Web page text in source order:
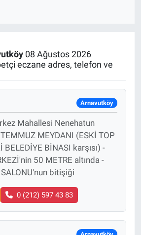
08 Ağustos 2026
eczane adres, telefon ve
Arnavutköy
Mahallesi Nenehatun
MEYDANI (ESKİ TOP
BELEDİYE BİNASI karşısı) -
50 METRE altında -
SALONU'nun bitişiği
0 (212) 597 43 83